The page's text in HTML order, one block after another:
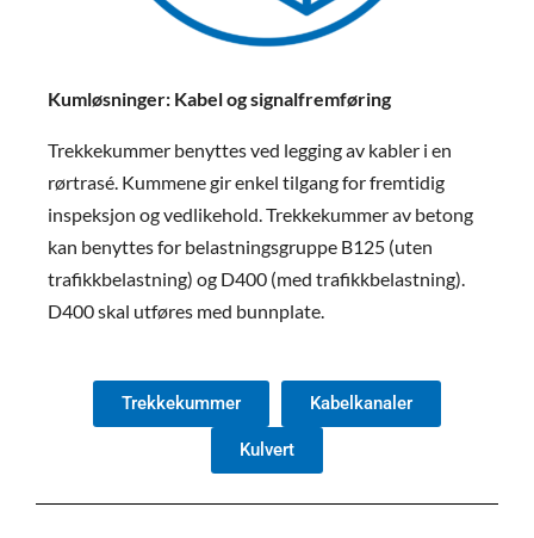
Kumløsninger: Kabel og signalfremføring
Trekkekummer benyttes ved legging av kabler i en
rørtrasé. Kummene gir enkel tilgang for fremtidig
inspeksjon og vedlikehold. Trekkekummer av betong
kan benyttes for belastningsgruppe B125 (uten
trafikkbelastning) og D400 (med trafikkbelastning).
D400 skal utføres med bunnplate.
Trekkekummer Kabelkanaler
Kulvert